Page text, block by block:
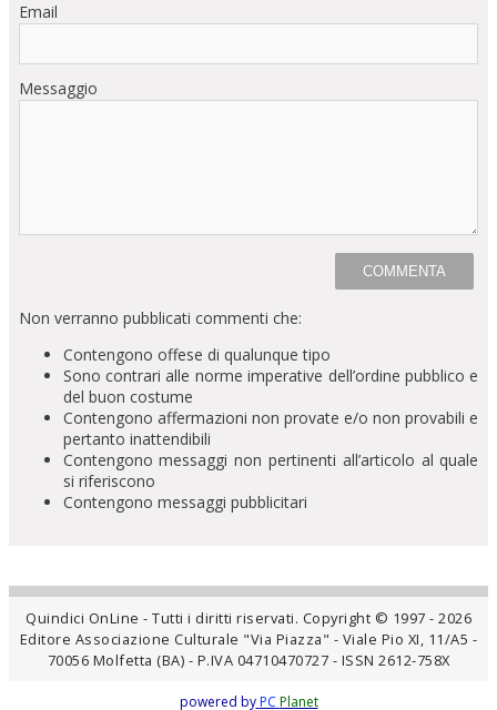
Email
Messaggio
Non verranno pubblicati commenti che:
Contengono offese di qualunque tipo
Sono contrari alle norme imperative dell’ordine pubblico e
del buon costume
Contengono affermazioni non provate e/o non provabili e
pertanto inattendibili
Contengono messaggi non pertinenti all’articolo al quale
si riferiscono
Contengono messaggi pubblicitari
Quindici OnLine - Tutti i diritti riservati. Copyright © 1997 - 2026
Editore Associazione Culturale "Via Piazza" - Viale Pio XI, 11/A5 -
70056 Molfetta (BA) - P.IVA 04710470727 - ISSN 2612-758X
powered by PC Planet